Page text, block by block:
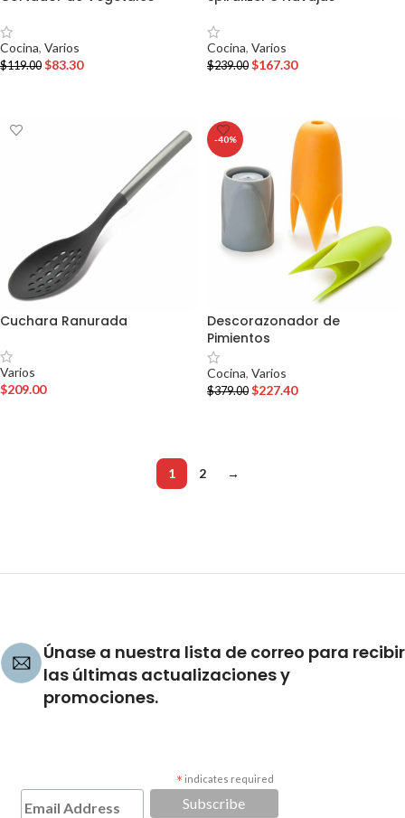
Cocina, Varios
$119.00 $83.30
Cocina, Varios
$239.00 $167.30
Cuchara Ranurada
Varios
$209.00
-40%
Descorazonador de
Pimientos
Cocina, Varios
$379.00 $227.40
1 2 →
Únase a nuestra lista de correo para recibir
las últimas actualizaciones y
promociones.
* indicates required